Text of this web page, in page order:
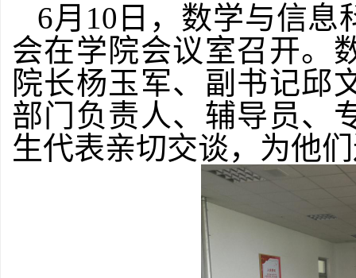
6月10日，数学与信息
会在学院会议室召开。
院长杨玉军、副书记邱
部门负责人、辅导员、
生代表亲切交谈，为他